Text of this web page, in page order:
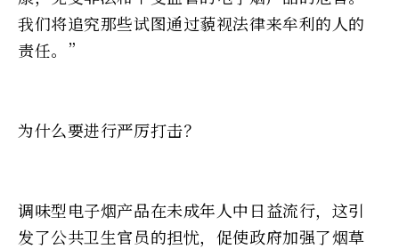
我们将追究那些试图通过藐视法律来牟利的人的
责任。”
为什么要进行严厉打击？
调味型电子烟产品在未成年人中日益流行，这引
发了公共卫生官员的担忧，促使政府加强了烟草